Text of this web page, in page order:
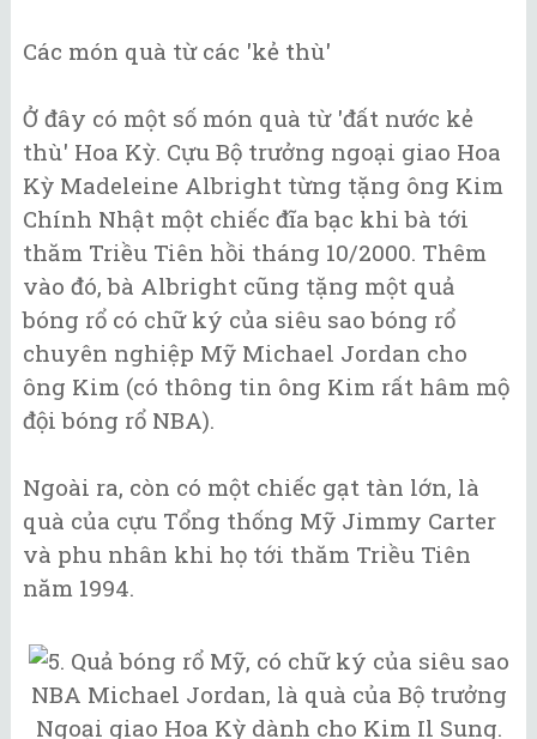
Các món quà từ các 'kẻ thù'
Ở đây có một số món quà từ 'đất nước kẻ
thù' Hoa Kỳ. Cựu Bộ trưởng ngoại giao Hoa
Kỳ Madeleine Albright từng tặng ông Kim
Chính Nhật một chiếc đĩa bạc khi bà tới
thăm Triều Tiên hồi tháng 10/2000. Thêm
vào đó, bà Albright cũng tặng một quả
bóng rổ có chữ ký của siêu sao bóng rổ
chuyên nghiệp Mỹ Michael Jordan cho
ông Kim (có thông tin ông Kim rất hâm mộ
đội bóng rổ NBA).
Ngoài ra, còn có một chiếc gạt tàn lớn, là
quà của cựu Tổng thống Mỹ Jimmy Carter
và phu nhân khi họ tới thăm Triều Tiên
năm 1994.